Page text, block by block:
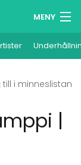
MENY
till i minneslistan
|